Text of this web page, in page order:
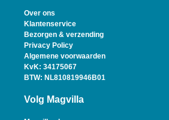
Over ons
Klantenservice
Bezorgen & verzending
Privacy Policy
Algemene voorwaarden
KvK: 34175067
BTW: NL810819946B01
Volg Magvilla